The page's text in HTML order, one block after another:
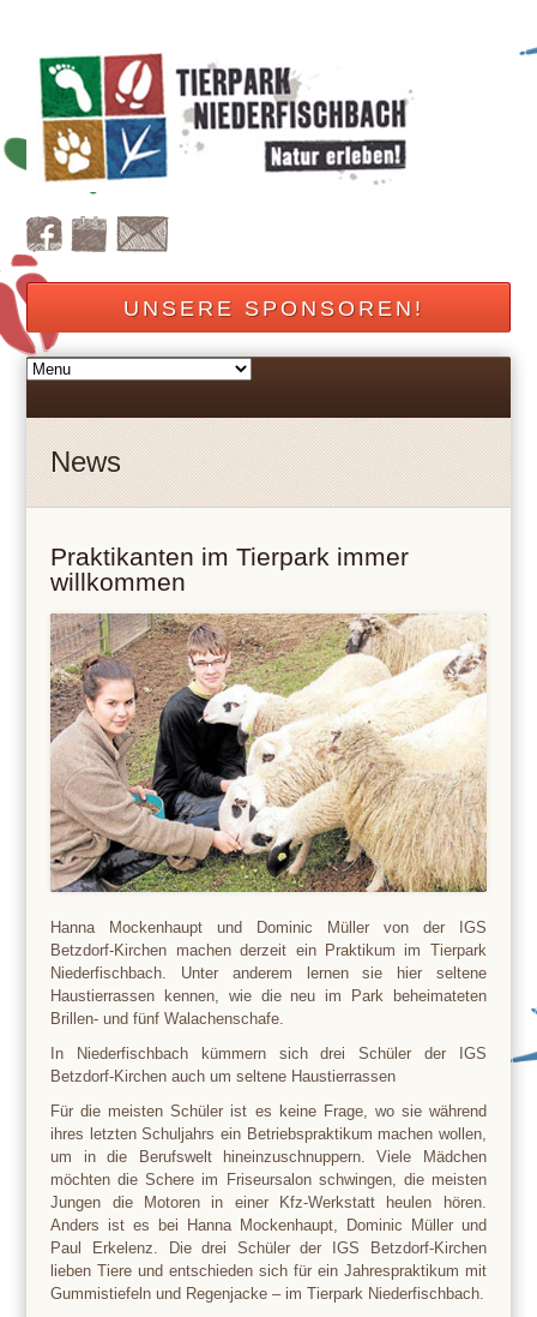
UNSERE SPONSOREN!
News
Praktikanten im Tierpark immer
willkommen
Hanna Mockenhaupt und Dominic Müller von der IGS
Betzdorf-Kirchen machen derzeit ein Praktikum im Tierpark
Niederfischbach. Unter anderem lernen sie hier seltene
Haustierrassen kennen, wie die neu im Park beheimateten
Brillen- und fünf Walachenschafe.
In Niederfischbach kümmern sich drei Schüler der IGS
Betzdorf-Kirchen auch um seltene Haustierrassen
Für die meisten Schüler ist es keine Frage, wo sie während
ihres letzten Schuljahrs ein Betriebspraktikum machen wollen,
um in die Berufswelt hineinzuschnuppern. Viele Mädchen
möchten die Schere im Friseursalon schwingen, die meisten
Jungen die Motoren in einer Kfz-Werkstatt heulen hören.
Anders ist es bei Hanna Mockenhaupt, Dominic Müller und
Paul Erkelenz. Die drei Schüler der IGS Betzdorf-Kirchen
lieben Tiere und entschieden sich für ein Jahrespraktikum mit
Gummistiefeln und Regenjacke – im Tierpark Niederfischbach.